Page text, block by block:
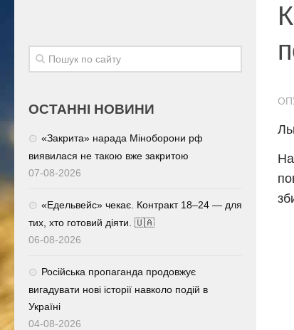
ОСТАННІ НОВИНИ
«Закрита» нарада Міноборони рф
виявилася не такою вже закритою
07-08-2026
«Едельвейс» чекає. Контракт 18–24 — для
тих, хто готовий діяти. 🇺🇦
06-08-2026
Російська пропаганда продовжує
вигадувати нові історії навколо подій в
Україні
04-08-2026